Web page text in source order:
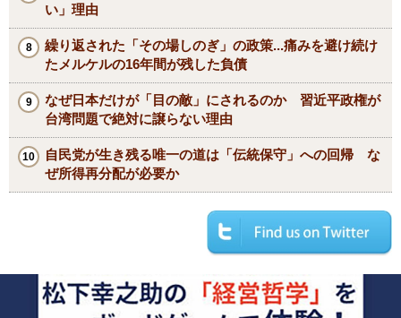
い」理由
繰り返された「その場しのぎ」の政策...痛みを避け続け
たメルケルの16年間が残した負債
なぜ日本だけが「目の敵」にされるのか 習近平政権が
台湾問題で絶対に譲らない理由
自民党が生き残る唯一の道は「伝統保守」への回帰 な
ぜ所得再分配が必要か